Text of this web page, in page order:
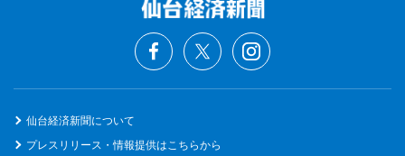
仙台経済新聞について
プレスリリース・情報提供はこちらから